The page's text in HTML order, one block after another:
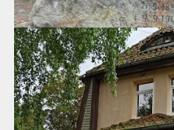
Стенд о Первой мировой войне